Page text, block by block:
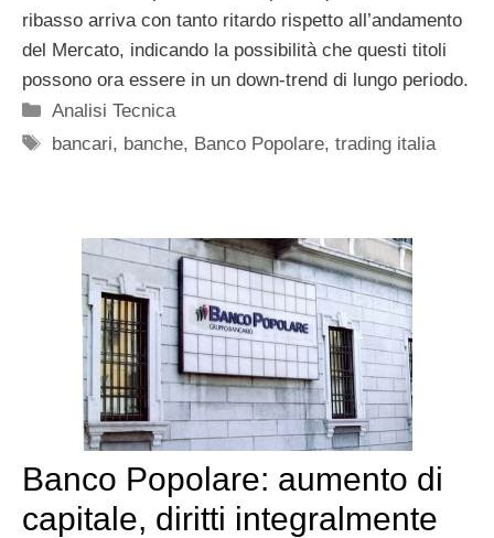
ribasso arriva con tanto ritardo rispetto all’andamento
del Mercato, indicando la possibilità che questi titoli
possono ora essere in un down-trend di lungo periodo.
Categorie
Analisi Tecnica
Tag
bancari, banche, Banco Popolare,trading italia
Banco Popolare: aumento di
capitale, diritti integralmente